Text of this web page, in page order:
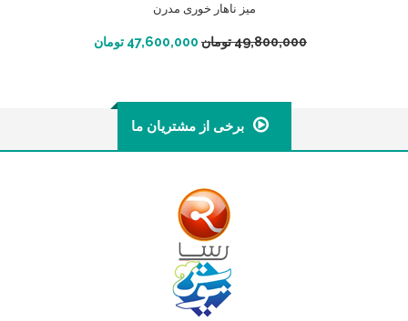
میز ناهار خوری مدرن
49,800,000تومان 47,600,000 تومان افزودن به سبد خرید
برخی از مشتریان ما